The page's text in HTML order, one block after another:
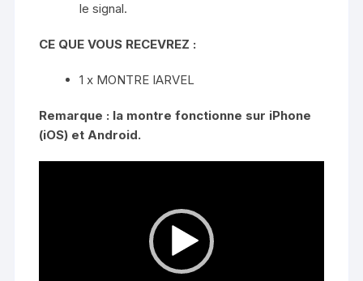
le signal.
CE QUE VOUS RECEVREZ :
1 x MONTRE IARVEL
Remarque : la montre fonctionne sur iPhone
(iOS) et Android.